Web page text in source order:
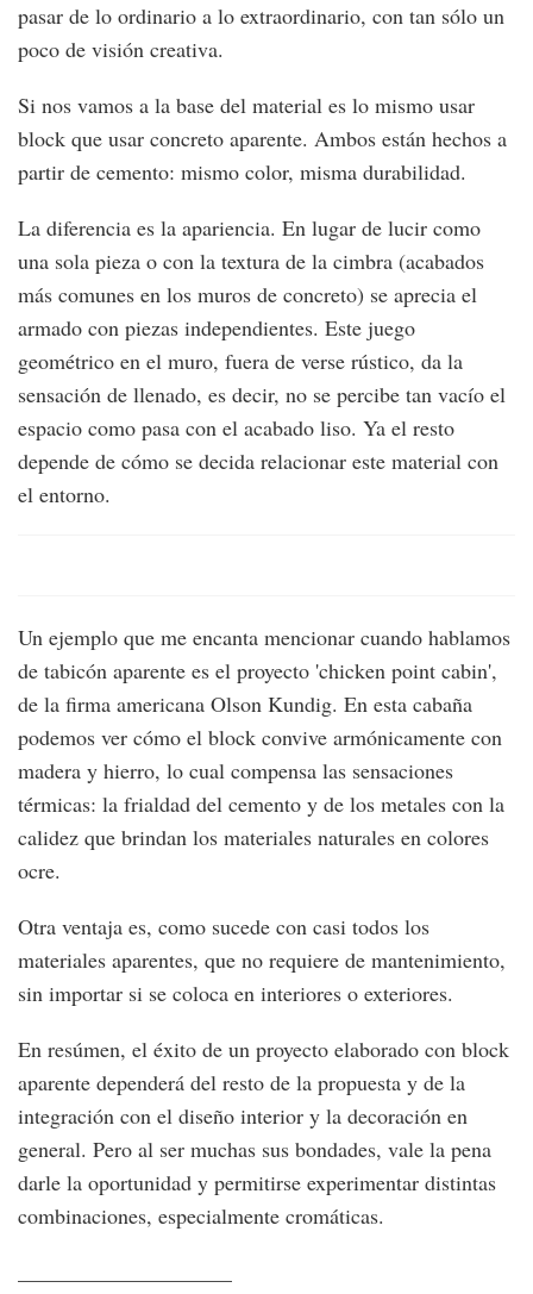
pasar de lo ordinario a lo extraordinario, con tan sólo un
poco de visión creativa.
Si nos vamos a la base del material es lo mismo usar
block que usar concreto aparente. Ambos están hechos a
partir de cemento: mismo color, misma durabilidad.
La diferencia es la apariencia. En lugar de lucir como
una sola pieza o con la textura de la cimbra (acabados
más comunes en los muros de concreto) se aprecia el
armado con piezas independientes. Este juego
geométrico en el muro, fuera de verse rústico, da la
sensación de llenado, es decir, no se percibe tan vacío el
espacio como pasa con el acabado liso. Ya el resto
depende de cómo se decida relacionar este material con
el entorno.
Un ejemplo que me encanta mencionar cuando hablamos
de tabicón aparente es el proyecto 'chicken point cabin',
de la firma americana Olson Kundig. En esta cabaña
podemos ver cómo el block convive armónicamente con
madera y hierro, lo cual compensa las sensaciones
térmicas: la frialdad del cemento y de los metales con la
calidez que brindan los materiales naturales en colores
ocre.
Otra ventaja es, como sucede con casi todos los
materiales aparentes, que no requiere de mantenimiento,
sin importar si se coloca en interiores o exteriores.
En resúmen, el éxito de un proyecto elaborado con block
aparente dependerá del resto de la propuesta y de la
integración con el diseño interior y la decoración en
general. Pero al ser muchas sus bondades, vale la pena
darle la oportunidad y permitirse experimentar distintas
combinaciones, especialmente cromáticas.